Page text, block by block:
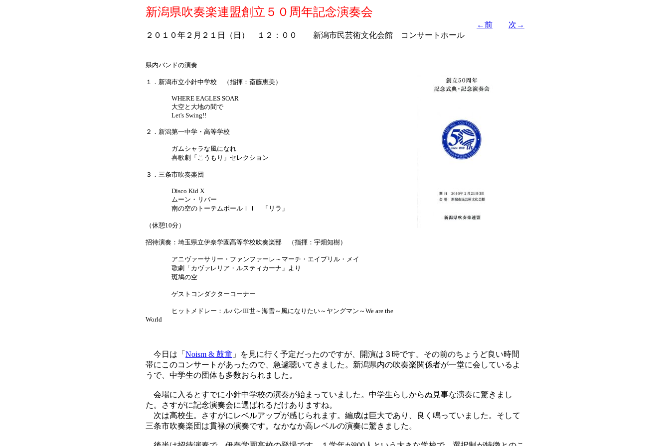
新潟県吹奏楽連盟創立５０周年記念演奏会
←前
次→
２０１０年２月２１日（日） １２：００ 新潟市民芸術文化会館 コンサートホール
県内バンドの演奏
１．新潟市立小針中学校 （指揮：斎藤恵美）
WHERE EAGLES SOAR
大空と大地の間で
Let's Swing!!
２．新潟第一中学・高等学校
ガムシャラな風になれ
喜歌劇「こうもり」セレクション
３．三条市吹奏楽団
Disco Kid X
ムーン・リバー
南の空のトーテムポールＩＩ 「リラ」
（休憩10分）
招待演奏：埼玉県立伊奈学園高等学校吹奏楽部 （指揮：宇畑知樹）
アニヴァーサリー・ファンファーレ～マーチ・エイプリル・メイ
歌劇「カヴァレリア・ルスティカーナ」より
斑鳩の空
ゲストコンダクターコーナー
ヒットメドレー：ルパンIII世～海雪～風になりたい～ヤングマン～We are the
World
今日は「 Noism & 鼓童 」を見に行く予定だったのですが、開演は３時です。その前のちょうど良い時間
帯にこのコンサートがあったので、急遽聴いてきました。新潟県内の吹奏楽関係者が一堂に会しているよ
うで、中学生の団体も多数おられました。
会場に入るとすでに小針中学校の演奏が始まっていました。中学生らしからぬ見事な演奏に驚きまし
た。さすがに記念演奏会に選ばれるだけありますね。
次は高校生。さすがにレベルアップが感じられます。編成は巨大であり、良く鳴っていました。そして
三条市吹奏楽団は貫禄の演奏です。なかなか高レベルの演奏に驚きました。